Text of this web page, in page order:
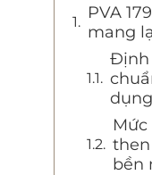
PVA
mang
Định
bền